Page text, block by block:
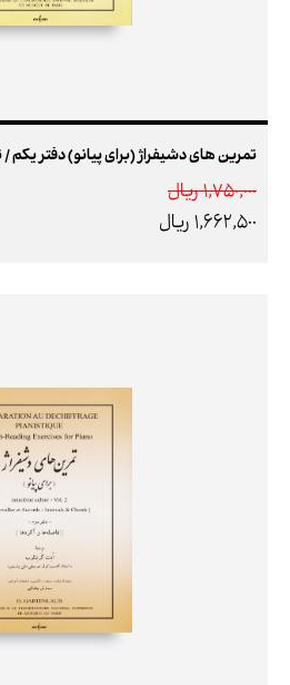
تمرین‌ های دشیفراژ (برای پیانو) دفتر
1,750,000 ريال
1,662,500 ريال